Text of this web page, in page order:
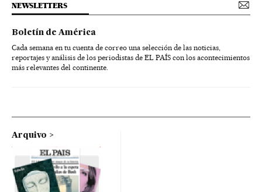
NEWSLETTERS
Boletín de América
Cada semana en tu cuenta de correo una selección de las noticias,
reportajes y análisis de los periodistas de EL PAÍS con los acontecimientos
más relevantes del continente.
Arquivo